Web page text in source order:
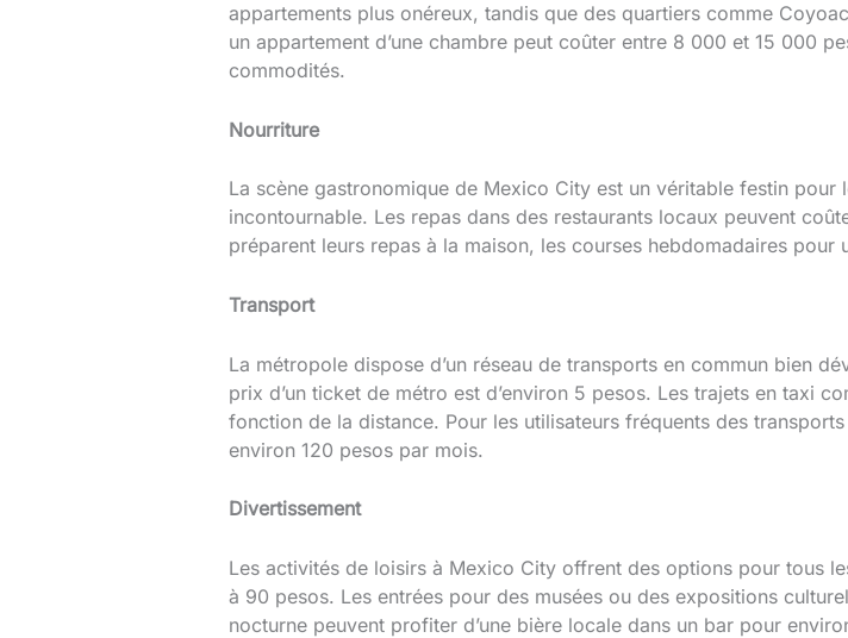
appartements plus onéreux, tandis que des quartiers comme
un appartement d’une chambre peut coûter entre 8 000 et 15 000
commodités.
Nourriture
La scène gastronomique de Mexico City est un véritable festin pour
incontournable. Les repas dans des restaurants locaux peuvent
préparent leurs repas à la maison, les courses hebdomadaires
Transport
La métropole dispose d’un réseau de transports en commun bien
prix d’un ticket de métro est d’environ 5 pesos. Les trajets en taxi
fonction de la distance. Pour les utilisateurs fréquents des
environ 120 pesos par mois.
Divertissement
Les activités de loisirs à Mexico City offrent des options pour tous
à 90 pesos. Les entrées pour des musées ou des expositions
nocturne peuvent profiter d’une bière locale dans un bar pour